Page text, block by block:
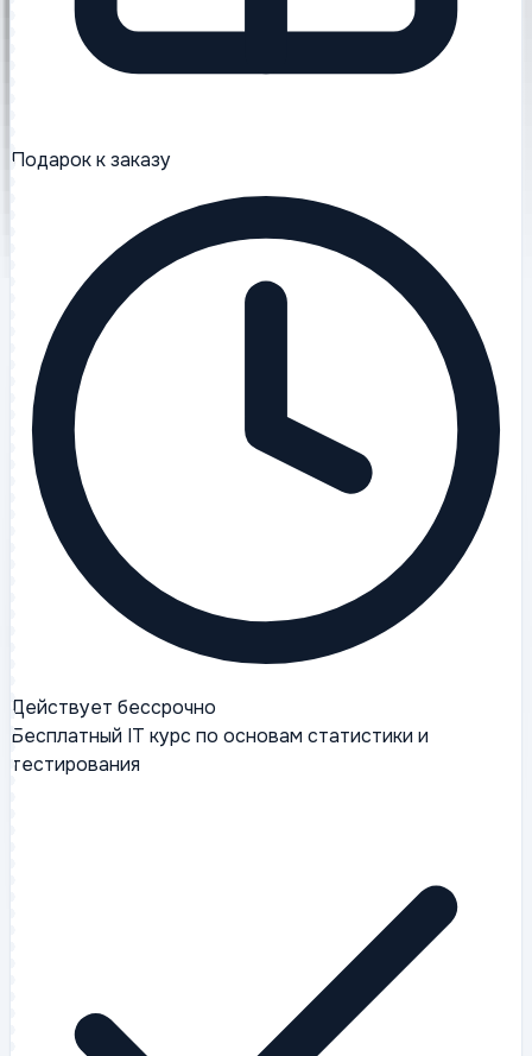
Подарок к заказу
Действует бессрочно
Бесплатный IT курс по основам статистики и
тестирования